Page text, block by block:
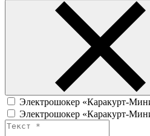
Электрошокер «Каракурт-
Электрошокер «Каракурт-